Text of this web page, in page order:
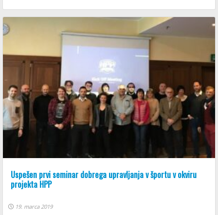
Uspešen prvi seminar dobrega upravljanja v športu v okviru
projekta HPP
19. marca 2019